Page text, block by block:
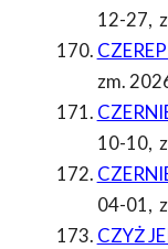
12-27,
zm.
10-10,
04-01,
CZYŻ